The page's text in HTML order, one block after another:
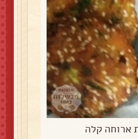
ארוחה קלה